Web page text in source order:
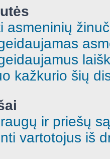
asmeninių
kažkurio šių
ir priešų
vartotojus iš